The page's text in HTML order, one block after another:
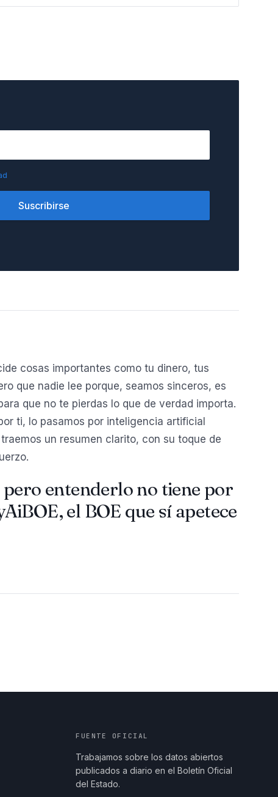
Suscribirse
cosas importantes como tu dinero, tus
que nadie lee porque, seamos sinceros, es
que no te pierdas lo que de verdad importa.
ti, lo pasamos por inteligencia artificial
un resumen clarito, con su toque de
entenderlo no tiene por
el BOE que sí apetece
FUENTE OFICIAL
Trabajamos sobre los datos abiertos
publicados a diario en el Boletín Oficial
del Estado.